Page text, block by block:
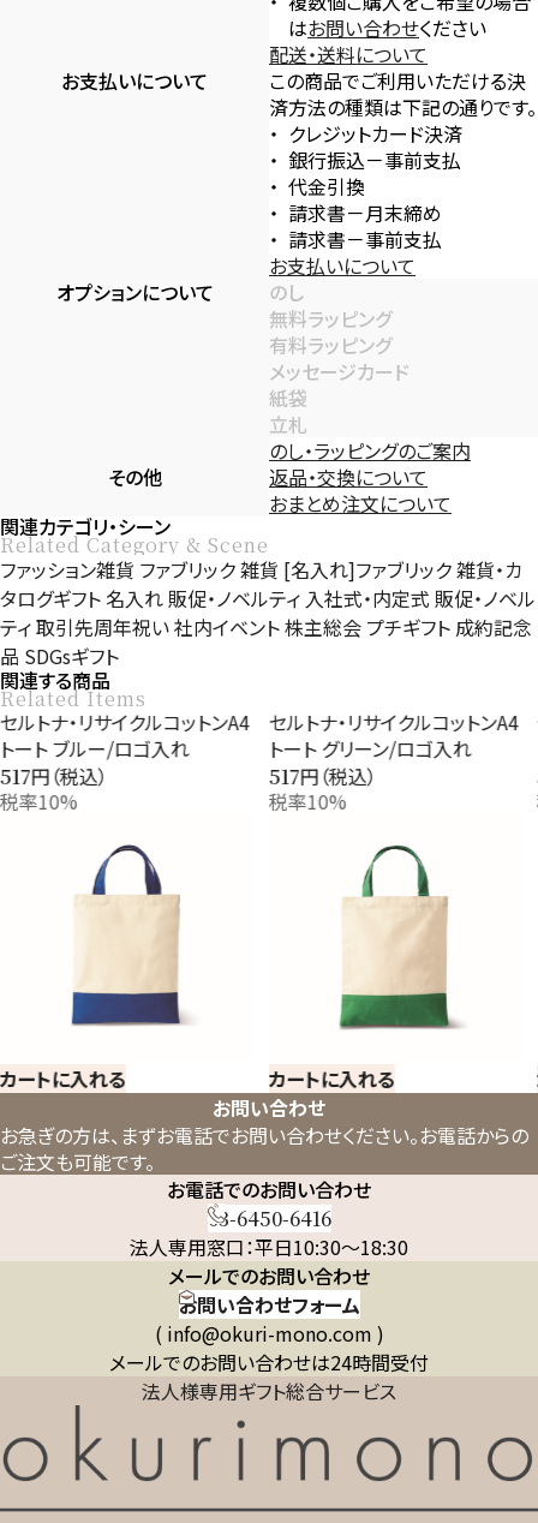
はお問い合わせください
配送・送料について
お支払いについて
この商品でご利用いただける決
済方法の種類は下記の通りです。
クレジットカード決済
銀行振込－事前支払
代金引換
請求書－月末締め
請求書－事前支払
お支払いについて
オプションについて
のし
無料ラッピング
有料ラッピング
メッセージカード
紙袋
立札
のし・ラッピングのご案内
その他
返品・交換について
おまとめ注文について
関連カテゴリ・シーン
Related Category & Scene
ファッション雑貨 ファブリック雑貨 [名入れ]ファブリック雑貨・カ
タログギフト 名入れ 販促・ノベルティ 入社式・内定式 販促・ノベル
ティ取引先周年祝い社内イベント株主総会 プチギフト 成約記念
品 SDGsギフト
関連する商品
Related Items
セルトナ・リサイクルコットンA4
トート ブルー/ロゴ入れ
517円（税込）
税率10%
カートに入れる
セルトナ・リサイクルコットンA4
トート グリーン/ロゴ入れ
517円（税込）
税率10%
カートに入れる
お問い合わせ
お急ぎの方は、まずお電話でお問い合わせください。お電話からの
ご注文も可能です。
お電話でのお問い合わせ
03-6450-6416
法人専用窓口：平日10:30～18:30
メールでのお問い合わせ
お問い合わせフォーム
( info@okuri-mono.com )
メールでのお問い合わせは24時間受付
法人様専用ギフト総合サービス